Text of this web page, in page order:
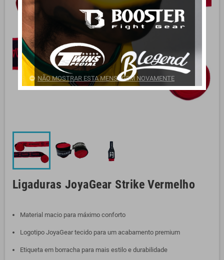
Ligaduras JoyaGear Strike Vermelho
Material macio para máximo conforto
Logotipo JoyaGear tecido para um acabamento premium
Etiqueta em borracha para mais estilo e durabilidade
NÃO MOSTRAR ESTA MENSAGEM NOVAMENTE